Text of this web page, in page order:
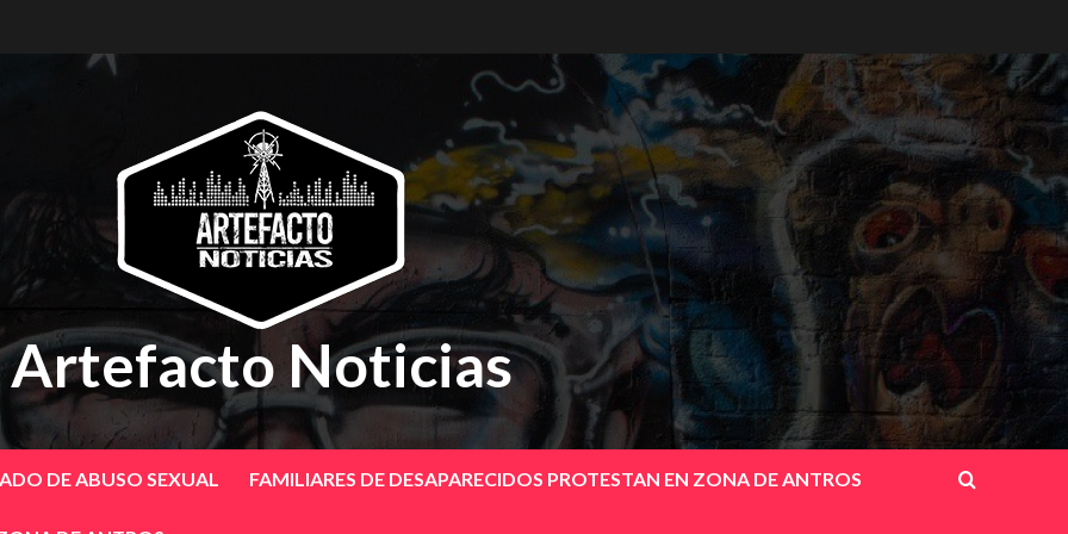
Artefacto Noticias
DE ABUSO SEXUAL FAMILIARES DE DESAPARECIDOS PROTESTAN EN ZONA DE ANTROS